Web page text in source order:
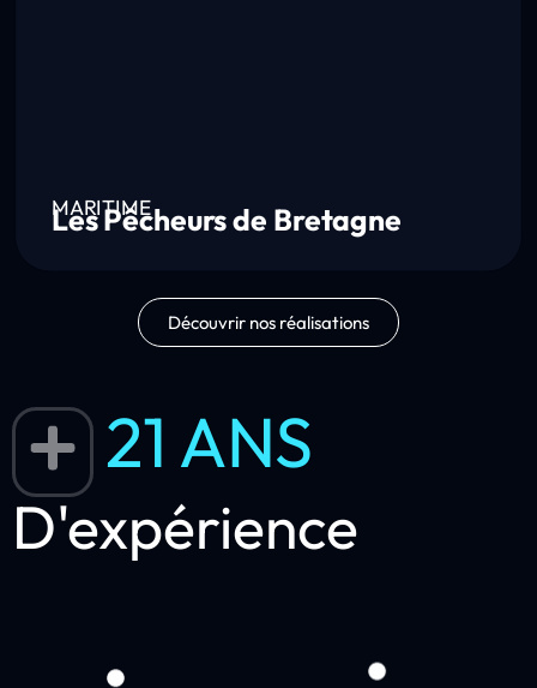
MARITIME
Les Pêcheurs de Bretagne
Découvrir nos réalisations
21 ANS
D'expérience